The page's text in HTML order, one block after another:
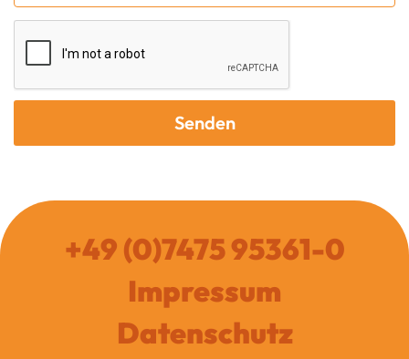
Senden
+49 (0)7475 95361-0
Impressum
Datenschutz